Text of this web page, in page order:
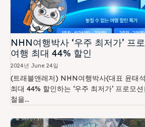
NHN여행박사 ‘우주 최저가’ 프
여행 최대 44% 할인
2024년 June 24일
(트래블앤레저) NHN여행박사(대표 윤태
최대 44% 할인하는 ‘우주 최저가’ 프로모
철을...